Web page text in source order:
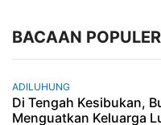
BACAAN POPULER
ADILUHUNG
Di Tengah Kesibukan,
Menguatkan Keluarga